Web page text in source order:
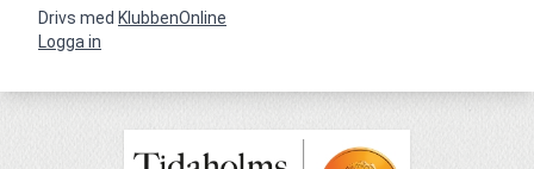
Drivs med KlubbenOnline
Logga in